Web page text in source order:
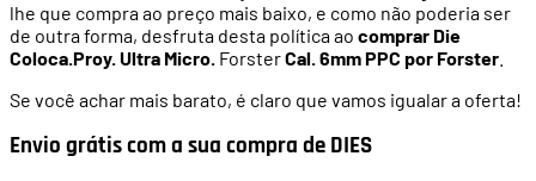
lhe que compra ao preço mais baixo, e como não poderia ser
de outra forma, desfruta desta política ao comprar Die
Coloca.Proy. Ultra Micro. ForsterCal. 6mm PPC por Forster
Se você achar mais barato, é claro que vamos igualar a oferta!
Envio grátis com a sua compra de DIES